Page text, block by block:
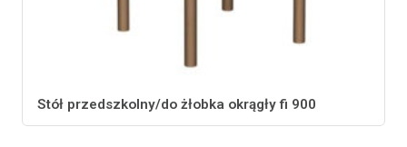
Stół przedszkolny/do żłobka okrągły fi 900